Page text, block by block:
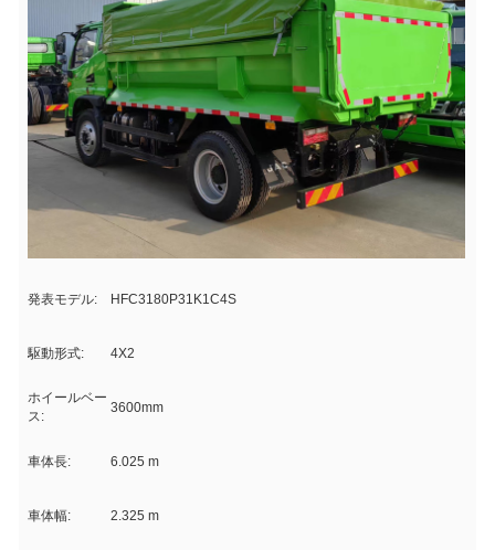
発表モデル: HFC3180P31K1C4S
駆動形式: 4X2
ホイールベー
ス:
3600mm
車体長: 6.025 m
車体幅: 2.325 m